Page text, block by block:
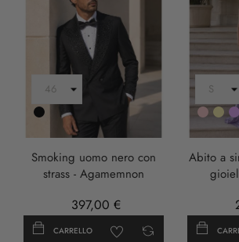
Nero
Smoking uomo nero con
strass - Agamemnon
397,00 €
CARRELLO
RosaOro
Abito a